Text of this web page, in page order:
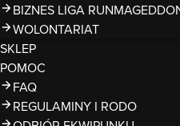
BIZNES LIGA
WOLONTARIAT
SKLEP
POMOC
FAQ
REGULAMINY I RODO